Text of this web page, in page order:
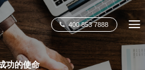
400 853 7888
功的使命